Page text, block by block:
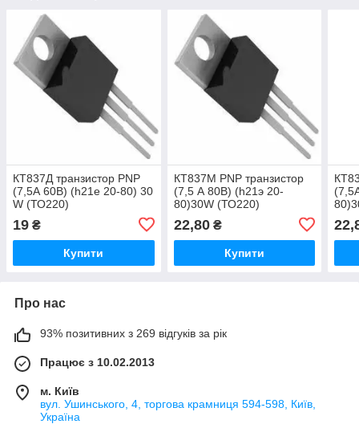
КТ837Д транзистор PNP
(7,5А 60В) (h21е 20-80) 30
W (ТО220)
19 ₴
Купити
КТ837М PNP транзистор
(7,5 А 80В) (һ21э 20-
80)30W (ТО220)
22,80₴
Купити
Про нас
93% позитивних з 269 відгуків за рік
Працює з 10.02.2013
м. Київ
вул. Ушинського, 4, торгова крамниця 594-598, Київ,
Україна